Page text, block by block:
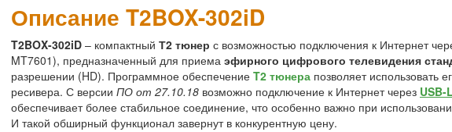
Описание T2BOX-302iD
T2BOX-302iD – компактный Т2 тюнер с возможностью подключения к Интернет
MT7601), предназначенный для приема эфирного цифрового телевидения
разрешении (HD). Программное обеспечение T2 тюнера позволяет использовать
ресивера. С версии ПО от 27.10.18 возможно подключение к Интернет через USB-
обеспечивает более стабильное соединение, что особенно важно при
И такой обширный функционал завернут в конкурентную цену.